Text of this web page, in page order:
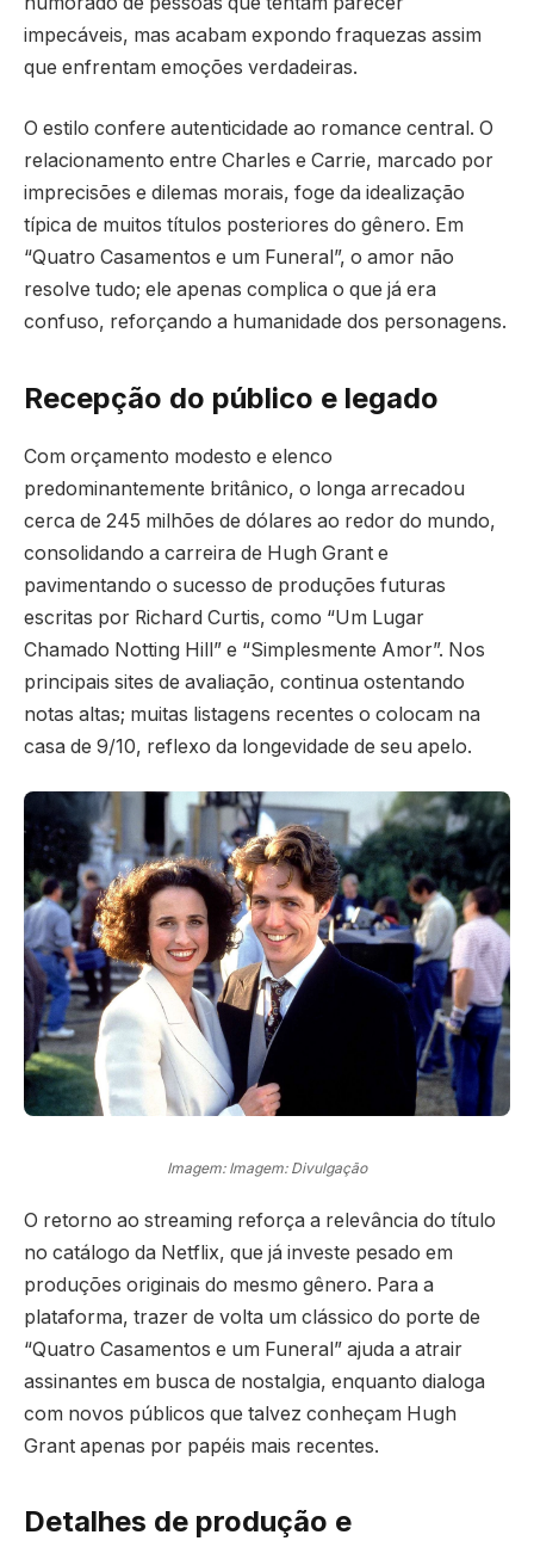
impecáveis, mas acabam expondo fraquezas assim
que enfrentam emoções verdadeiras.
O estilo confere autenticidade ao romance central. O
relacionamento entre Charles e Carrie, marcado por
imprecisões e dilemas morais, foge da idealização
típica de muitos títulos posteriores do gênero. Em
“Quatro Casamentos e um Funeral”, o amor não
resolve tudo; ele apenas complica o que já era
confuso, reforçando a humanidade dos personagens.
Recepção do público e legado
Com orçamento modesto e elenco
predominantemente britânico, o longa arrecadou
cerca de 245 milhões de dólares ao redor do mundo,
consolidando a carreira de Hugh Grant e
pavimentando o sucesso de produções futuras
escritas por Richard Curtis, como “Um Lugar
Chamado Notting Hill” e “Simplesmente Amor”. Nos
principais sites de avaliação, continua ostentando
notas altas; muitas listagens recentes o colocam na
casa de 9/10, reflexo da longevidade de seu apelo.
Imagem: Imagem: Divulgação
O retorno ao streaming reforça a relevância do título
no catálogo da Netflix, que já investe pesado em
produções originais do mesmo gênero. Para a
plataforma, trazer de volta um clássico do porte de
“Quatro Casamentos e um Funeral” ajuda a atrair
assinantes em busca de nostalgia, enquanto dialoga
com novos públicos que talvez conheçam Hugh
Grant apenas por papéis mais recentes.
Detalhes de produção e